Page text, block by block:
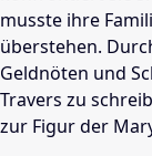
musste ihre
überstehen.
Geldnöten und
Travers zu
zur Figur der